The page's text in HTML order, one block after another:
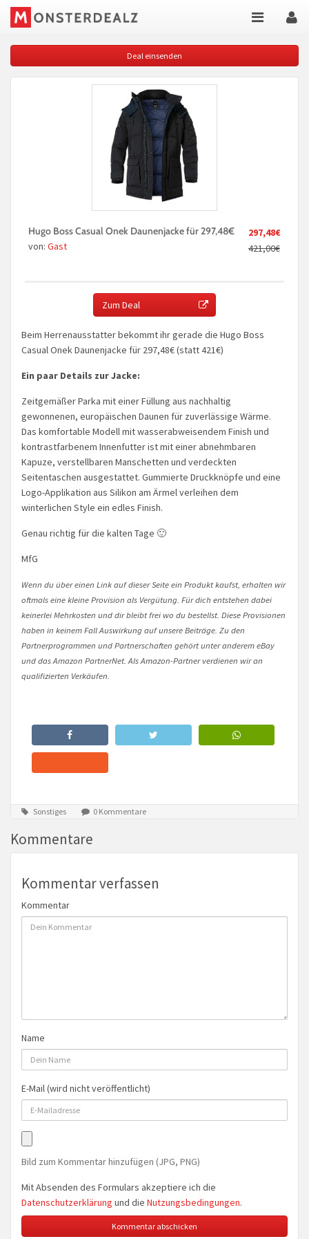
Deal einsenden
297,48€
421,00€
Hugo Boss Casual Onek Daunenjacke für 297,48€
von: Gast
Zum Deal
Beim Herrenausstatter bekommt ihr gerade die Hugo Boss
Casual Onek Daunenjacke für 297,48€ (statt 421€)
Ein paar Details zur Jacke:
Zeitgemäßer Parka mit einer Füllung aus nachhaltig
gewonnenen, europäischen Daunen für zuverlässige Wärme.
Das komfortable Modell mit wasserabweisendem Finish und
kontrastfarbenem Innenfutter ist mit einer abnehmbaren
Kapuze, verstellbaren Manschetten und verdeckten
Seitentaschen ausgestattet. Gummierte Druckknöpfe und eine
Logo-Applikation aus Silikon am Ärmel verleihen dem
winterlichen Style ein edles Finish.
Genau richtig für die kalten Tage 🙂
MfG
Wenn du über einen Link auf dieser Seite ein Produkt kaufst, erhalten wir
oftmals eine kleine Provision als Vergütung. Für dich entstehen dabei
keinerlei Mehrkosten und dir bleibt frei wo du bestellst. Diese Provisionen
haben in keinem Fall Auswirkung auf unsere Beiträge. Zu den
Partnerprogrammen und Partnerschaften gehört unter anderem eBay
und das Amazon PartnerNet. Als Amazon-Partner verdienen wir an
qualifizierten Verkäufen.
Sonstiges 0 Kommentare
Kommentare
Kommentar verfassen
Kommentar
Name
E-Mail (wird nicht veröffentlicht)
Bild zum Kommentar hinzufügen (JPG, PNG)
Mit Absenden des Formulars akzeptiere ich die
Datenschutzerklärung und die Nutzungsbedingungen.